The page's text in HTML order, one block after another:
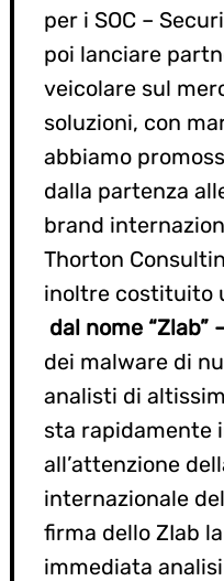
per i SOC –
poi lanciare
veicolare sul
soluzioni, con
abbiamo
dalla partenza
brand
Thorton
inoltre costituito
dal nome “Zlab”
dei malware di
analisti di
sta rapidamente
all’attenzione
internazionale
firma dello ZIab
immediata
Search
for: